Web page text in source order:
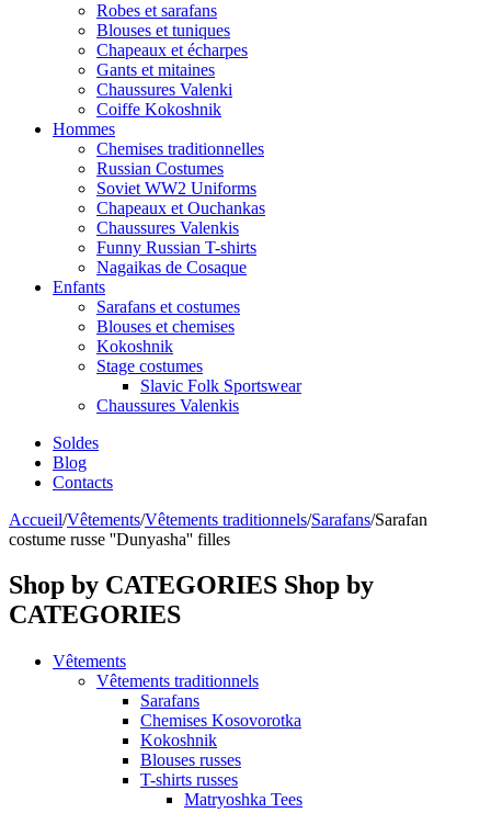
Robes et sarafans
Blouses et tuniques
Chapeaux et écharpes
Gants et mitaines
Chaussures Valenki
Coiffe Kokoshnik
Hommes
Chemises traditionnelles
Russian Costumes
Soviet WW2 Uniforms
Chapeaux et Ouchankas
Chaussures Valenkis
Funny Russian T-shirts
Nagaikas de Cosaque
Enfants
Sarafans et costumes
Blouses et chemises
Kokoshnik
Stage costumes
Slavic Folk Sportswear
Chaussures Valenkis
Soldes
Blog
Contacts
Accueil/Vêtements/Vêtements traditionnels/Sarafans/Sarafan
costume russe ''Dunyasha'' filles
Shop by CATEGORIES Shop by
CATEGORIES
Vêtements
Vêtements traditionnels
Sarafans
Chemises Kosovorotka
Kokoshnik
Blouses russes
T-shirts russes
Matryoshka Tees